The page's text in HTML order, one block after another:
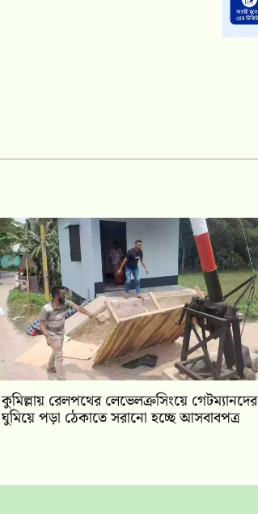
কুমিল্লায় রেলপথের লেভেলক্রসিংয়ে গেটম্যানদের
ঘুমিয়ে পড়া ঠেকাতে সরানো হচ্ছে আসবাবপত্র